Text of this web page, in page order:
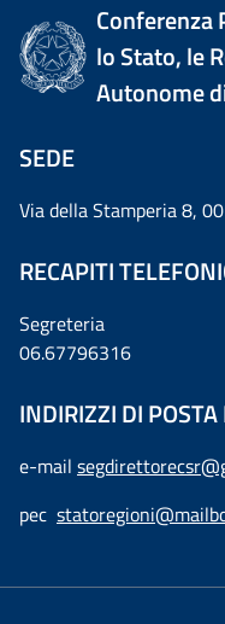
lo Stato, le
Autonome
SEDE
Via della Stamperia 8,
RECAPITI
Segreteria
06.67796316
INDIRIZZI DI
e-mail
pec